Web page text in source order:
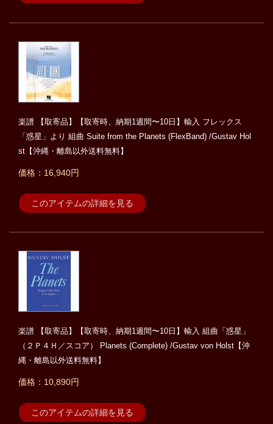
楽譜 【取寄品】【取寄時、納期1週間〜10日】輸入 フレックス
「惑星」より 組曲 Suite from the Planets (FlexBand) /Gustav Hol
st【沖縄・離島以外送料無料】
価格：16,940円
このアイテムの詳細を見る
楽譜 【取寄品】【取寄時、納期1週間〜10日】輸入 組曲「惑星」
（２Ｐ４Ｈ／スコア） Planets (Complete) /Gustav von Holst【沖
縄・離島以外送料無料】
価格：10,890円
このアイテムの詳細を見る